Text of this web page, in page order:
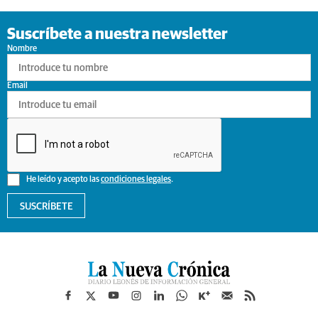
Suscríbete a nuestra newsletter
Nombre
He leído y acepto lascondiciones legales.
Email
SUSCRÍBETE